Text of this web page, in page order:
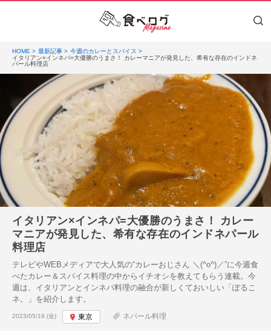
HOME 最新記事
今週のカレーとスパイス
イタリアン×インネパ=大優勝のうまさ！ カレーマニアが発見した、希有な存在のインドネ
パール料理店
イタリアン×インネパ=大優勝のうまさ！ カレー
マニアが発見した、希有な存在のインドネパール
料理店
テレビやWEBメディアで大人気の“カレーおじさん ＼(^o^)／”に今週食
べたカレー＆スパイス料理の中からイチオシを教えてもらう連載。今
週は、イタリアンとインネパ料理の融合が新しくておいしい「ぽるこ
ネ。」を紹介します。
投稿日:
2023/05/19 (金) 東京 ネパール料理